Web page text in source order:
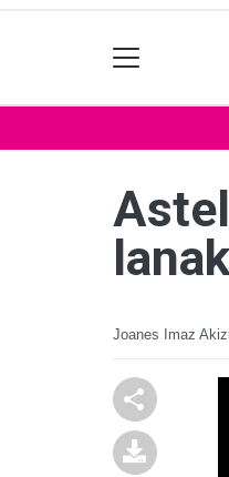
Joanes Imaz